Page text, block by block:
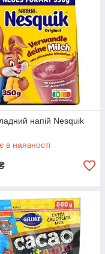
напій Nesquik
в наявності